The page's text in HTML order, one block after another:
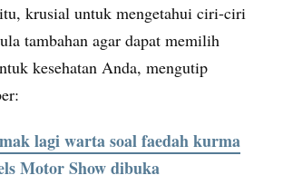
krusial untuk mengetahui ciri-ciri
tambahan agar dapat memilih
kesehatan Anda, mengutip
lagi warta soal faedah kurma
Motor Show dibuka